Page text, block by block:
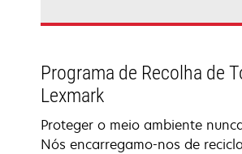
Programa de Recolha de
Lexmark
Proteger o meio ambiente
Nós encarregamo-nos de